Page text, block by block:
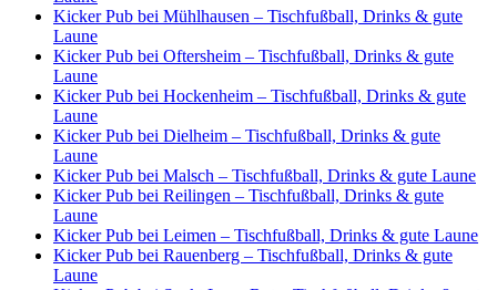
Kicker Pub bei Mühlhausen – Tischfußball, Drinks & gute
Laune
Kicker Pub bei Oftersheim – Tischfußball, Drinks & gute
Laune
Kicker Pub bei Hockenheim – Tischfußball, Drinks & gute
Laune
Kicker Pub bei Dielheim – Tischfußball, Drinks & gute
Laune
Kicker Pub bei Malsch – Tischfußball, Drinks & gute Laune
Kicker Pub bei Reilingen – Tischfußball, Drinks & gute
Laune
Kicker Pub bei Leimen – Tischfußball, Drinks & gute Laune
Kicker Pub bei Rauenberg – Tischfußball, Drinks & gute
Laune